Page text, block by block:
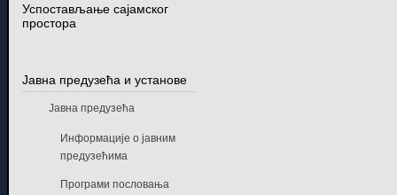
Успостављање сајамског
простора
Јавна предузећа и установе
Јавна предузећа
Информације о јавним
предузећима
Програми пословања